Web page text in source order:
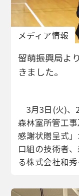
メディア情報
留萌振興局よ
きました。
3月3日(火)、
森林室所管工
感謝状贈呈式
口組の技術者
る株式会社和